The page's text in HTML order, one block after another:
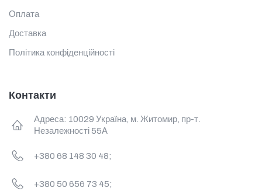
Оплата
Доставка
Політика конфіденційності
Контакти
Адреса: 10029 Україна, м. Житомир, пр-т.
Незалежності 55А
+380 68 148 30 48;
+380 50 656 73 45;